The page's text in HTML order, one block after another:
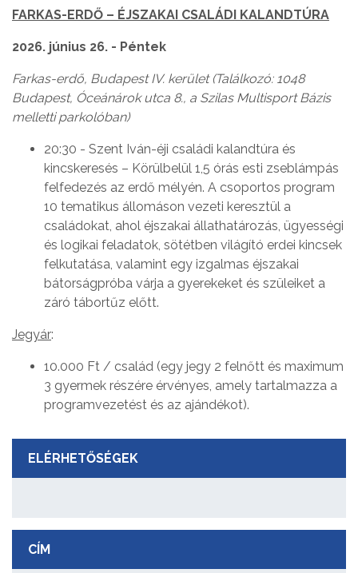
FARKAS-ERDŐ – ÉJSZAKAI CSALÁDI KALANDTÚRA
2026. június 26. - Péntek
Farkas-erdő, Budapest IV. kerület (Találkozó: 1048
Budapest, Óceánárok utca 8., a Szilas Multisport Bázis
melletti parkolóban)
20:30 - Szent Iván-éji családi kalandtúra és
kincskeresés – Körülbelül 1,5 órás esti zseblámpás
felfedezés az erdő mélyén. A csoportos program
10 tematikus állomáson vezeti keresztül a
családokat, ahol éjszakai állathatározás, ügyességi
és logikai feladatok, sötétben világító erdei kincsek
felkutatása, valamint egy izgalmas éjszakai
bátorságpróba várja a gyerekeket és szüleiket a
záró tábortűz előtt.
Jegyár:
10.000 Ft / család (egy jegy 2 felnőtt és maximum
3 gyermek részére érvényes, amely tartalmazza a
programvezetést és az ajándékot).
ELÉRHETŐSÉGEK
CÍM